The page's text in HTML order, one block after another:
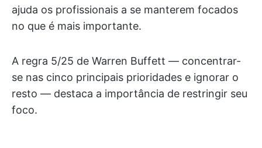
ajuda os profissionais a se manterem focados
no que é mais importante.
A regra 5/25 de Warren Buffett — concentrar-
se nas cinco principais prioridades e ignorar o
resto — destaca a importância de restringir seu
foco.